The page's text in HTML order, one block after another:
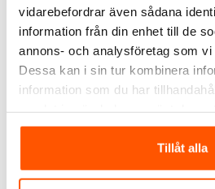
vidarebefordrar även sådana
information från din enhet till de
annons- och analysföretag som vi
Dessa kan i sin tur kombinera
information som du har
Tillåt alla
SPECIFIKATIONER
OMDÖMEN
ALTERNATIVA PRODUKTER